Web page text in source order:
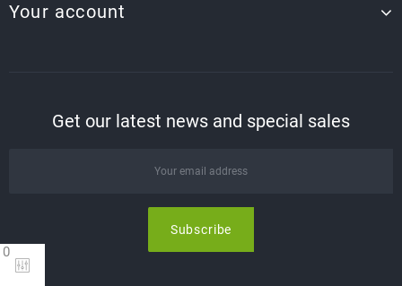
Your account
Get our latest news and special sales
0